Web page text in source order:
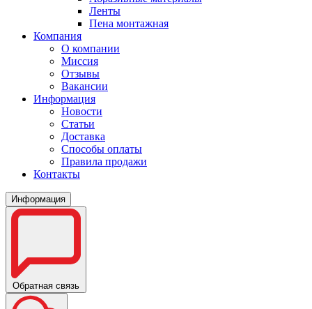
Ленты
Пена монтажная
Компания
О компании
Миссия
Отзывы
Вакансии
Информация
Новости
Статьи
Доставка
Способы оплаты
Правила продажи
Контакты
Информация
Обратная связь